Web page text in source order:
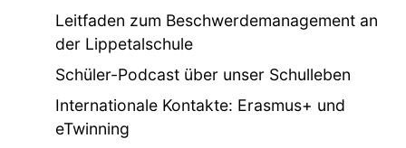
Leitfaden zum Beschwerdemanagement an
der Lippetalschule
Schüler-Podcast über unser Schulleben
Internationale Kontakte: Erasmus+ und
eTwinning